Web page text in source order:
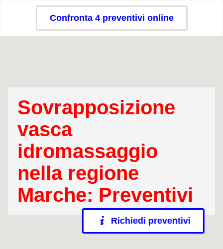
Confronta 4 preventivi online
Sovrapposizione
vasca
idromassaggio
nella regione
Marche: Preventivi
Richiedi preventivi